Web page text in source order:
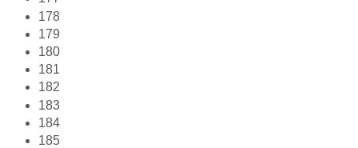
178
179
180
181
182
183
184
185